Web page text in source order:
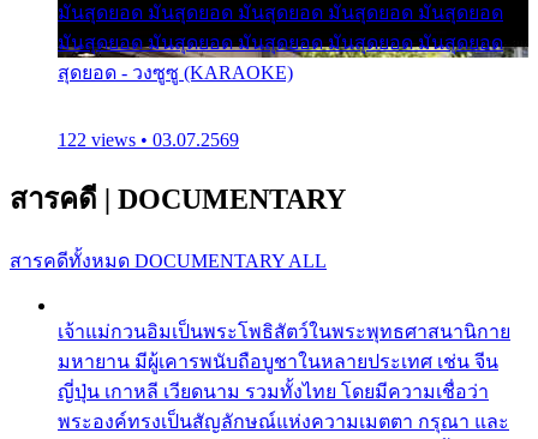
มันสุดยอด มันสุดยอด มันสุดยอด มันสุดยอด มันสุดยอด
มันสุดยอด มันสุดยอด มันสุดยอด มันสุดยอด มันสุดยอด
สุดยอด - วงซูซู (KARAOKE)
122 views • 03.07.2569
สารคดี | DOCUMENTARY
สารคดีทั้งหมด DOCUMENTARY ALL
เจ้าแม่กวนอิมเป็นพระโพธิสัตว์ในพระพุทธศาสนานิกาย
มหายาน มีผู้เคารพนับถือบูชาในหลายประเทศ เช่น จีน
ญี่ปุ่น เกาหลี เวียดนาม รวมทั้งไทย โดยมีความเชื่อว่า
พระองค์ทรงเป็นสัญลักษณ์แห่งความเมตตา กรุณา และ